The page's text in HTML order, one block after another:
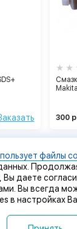
300 р
файлы
Вы даете
Вы всегда
в настройках